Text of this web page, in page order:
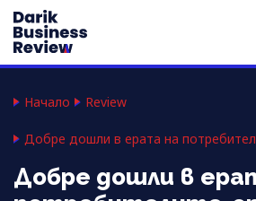
Начало Review
Добре дошли в ерата на
Добре дошли в